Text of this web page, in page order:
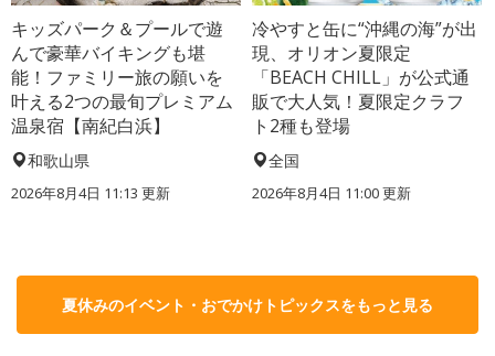
キッズパーク＆プールで遊
んで豪華バイキングも堪
能！ファミリー旅の願いを
叶える2つの最旬プレミアム
温泉宿【南紀白浜】
和歌山県
2026年8月4日 11:13 更新
冷やすと缶に“沖縄の海”が出
現、オリオン夏限定
「BEACH CHILL」が公式通
販で大人気！夏限定クラフ
ト2種も登場
全国
2026年8月4日 11:00更新
夏休みのイベント・おでかけトピックスをもっと見る